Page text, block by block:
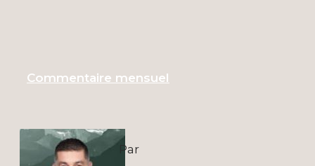
Commentaire mensuel
Par